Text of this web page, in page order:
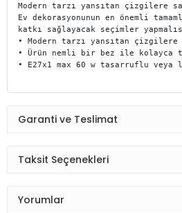
Modern tarzı yansıtan çizgilere
Ev dekorasyonunun en önemli
katkı sağlayacak seçimler
• Modern tarzı yansıtan
• Ürün nemli bir bez ile kolayca
• E27x1 max 60 w tasarruflu
Garanti ve Teslimat
Taksit Seçenekleri
Yorumlar